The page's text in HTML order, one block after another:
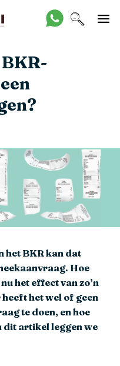
het BKR kan dat
Hoe
het effect van zo’n
het wel of geen
te doen, en hoe
dit artikel leggen we